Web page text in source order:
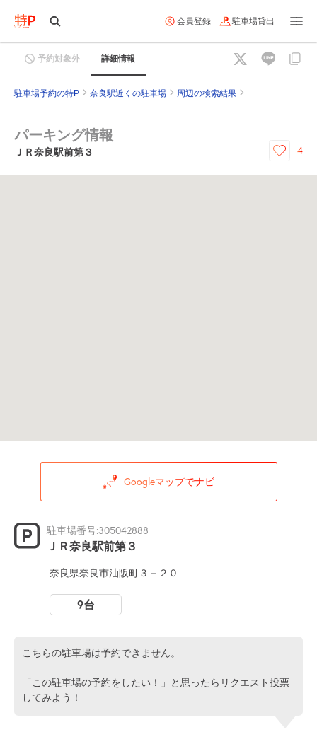
会員登録 駐車場貸出
予約対象外 詳細情報
駐車場予約の特P 奈良駅近くの駐車場 周辺の検索結果
パーキング情報
ＪＲ奈良駅前第３ 4
Googleマップでナビ
駐車場番号:305042888
ＪＲ奈良駅前第３
奈良県奈良市油阪町３－２０
9台
こちらの駐車場は予約できません。
「この駐車場の予約をしたい！」と思ったらリクエスト投票
してみよう！